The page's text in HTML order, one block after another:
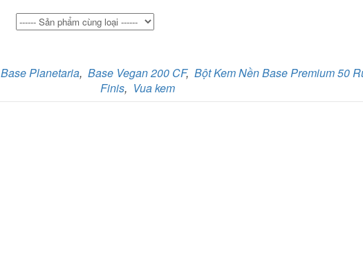
Base Planetaria, Base Vegan 200 CF, Bột Kem Nền Base Premium 50
Finis, Vua kem